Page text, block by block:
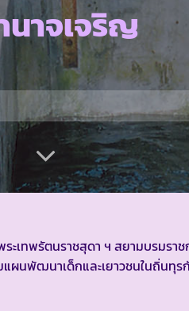
นาจเจริญ
ทพรัตนราชสุดา ฯ สยามบรมราช
มแผนพัฒนาเด็กและเยาวชนในถิ่น